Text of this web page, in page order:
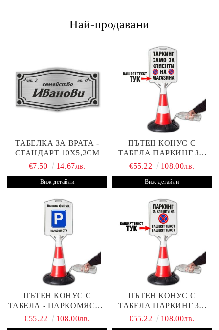
Най-продавани
ТАБЕЛКА ЗА ВРАТА -
СТАНДАРТ 10Х5,2СМ
€7.50
14.67лв.
Виж детайли
ПЪТЕН КОНУС С
ТАБЕЛА ПАРКИНГ ЗА
КЛИЕНТИ
€55.22 108.00лв.
Виж детайли
ПЪТЕН КОНУС С
ТАБЕЛА - ПАРКОМЯСТО
(С ВАШАТА ФИРМА)
€55.22 108.00лв.
ПЪТЕН КОНУС С
ТАБЕЛА ПАРКИНГ ЗА
КЛИЕНТИ С ВАШ ТЕКСТ
€55.22 108.00лв.